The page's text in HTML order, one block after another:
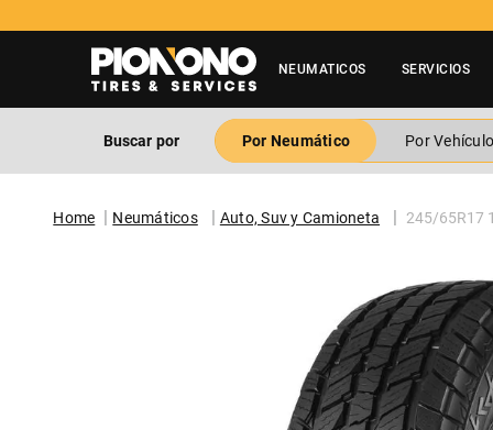
NEUMATICOS SERVICIOS
Buscar por Por Neumático Por
Neumáticos Auto, Suv y Camioneta 245/65R17